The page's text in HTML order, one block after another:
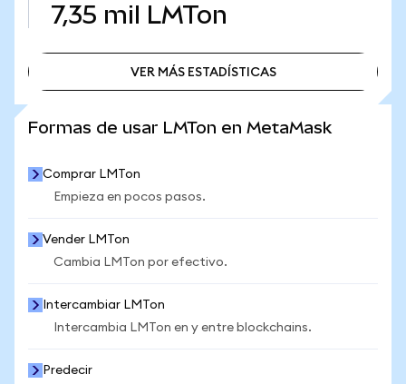
7,35 mil LMTon
VER MÁS ESTADÍSTICAS
Formas de usar LMTon en MetaMask
Comprar LMTon
Empieza en pocos pasos.
Vender LMTon
Cambia LMTon por efectivo.
Intercambiar LMTon
Intercambia LMTon en y entre blockchains.
Predecir